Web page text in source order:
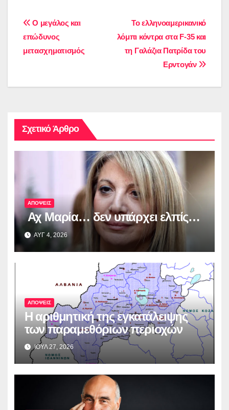
Πλοήγηση
άρθρων
Το ελληνοαμερικανικό
λόμπι κόντρα στα F-35 και
τη Γαλάζια Πατρίδα του
Ερντογάν
Ο μεγάλος και
επώδυνος
μετασχηματισμός
Σχετικό Άρθρο
ΑΠΟΨΕΙΣ
Αχ Μαρία… δεν υπάρχει ελπίς…
ΑΥΓ 4, 2026
ΑΠΟΨΕΙΣ
Η αριθμητική της εγκατάλειψης
των παραμεθόριων περιοχών
ΙΟΥΛ 27, 2026